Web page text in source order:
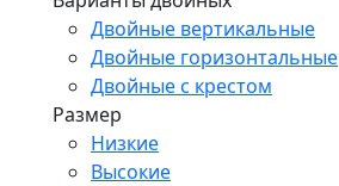
Двойные вертикальные
Двойные горизонтальные
Двойные с крестом
Размер
Низкие
Высокие